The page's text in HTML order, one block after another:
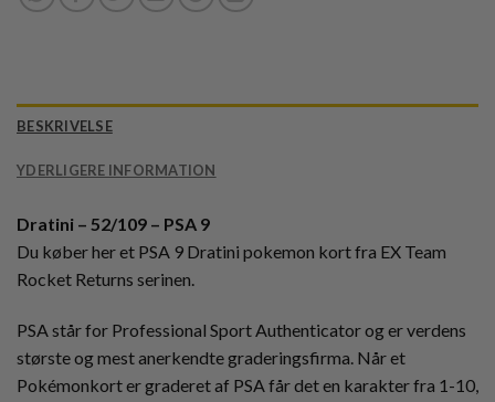
BESKRIVELSE
YDERLIGERE INFORMATION
Dratini – 52/109 – PSA 9
Du køber her et PSA 9 Dratini pokemon kort fra EX Team
Rocket Returns serinen.
PSA står for Professional Sport Authenticator og er verdens
største og mest anerkendte graderingsfirma. Når et
Pokémonkort er graderet af PSA får det en karakter fra 1-10,